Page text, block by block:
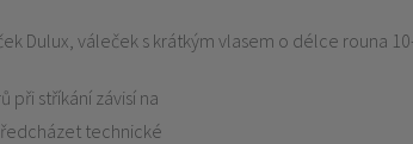
Dulux, váleček s krátkým vlasem o délce rouna
při stříkání závisí na
technické